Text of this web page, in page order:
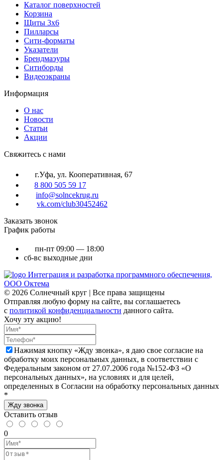
Каталог поверхностей
Корзина
Щиты 3х6
Пилларсы
Сити-форматы
Указатели
Брендмаэуры
Ситиборды
Видеоэкраны
Информация
О нас
Новости
Статьи
Акции
Cвяжитесь с нами
г.Уфа, ул. Кооперативная, 67
8 800 505 59 17
info@solncekrug.ru
vk.com/club30452462
Заказать звонок
График работы
пн-пт 09:00 — 18:00
сб-вс выходные дни
Интеграция и разработка программного обеспечения,
ООО Октема
© 2026 Солнечный круг | Все права защищены
Отправляя любую форму на сайте, вы соглашаетесь
с политикой конфиденциальности данного сайта.
Хочу эту акцию!
Нажимая кнопку «Жду звонка», я даю свое согласие на
обработку моих персональных данных, в соответствии с
Федеральным законом от 27.07.2006 года №152-ФЗ «О
персональных данных», на условиях и для целей,
определенных в Согласии на обработку персональных данных
*
Жду звонка
Оставить отзыв
0